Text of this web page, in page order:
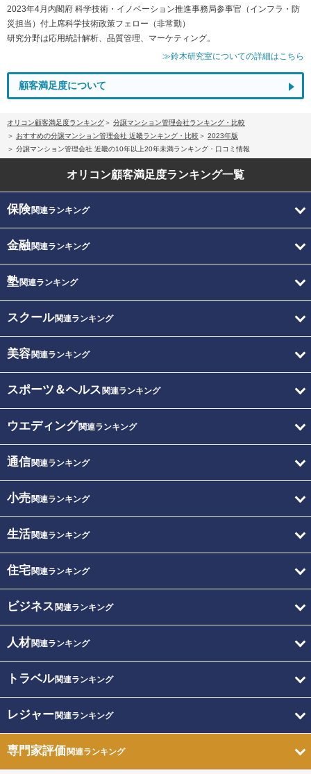
2023年4月内閣府 科学技術・イノベーション推進事務局参事官（インフラ・防
災担当）付上席科学技術政策フェロー（非常勤）
研究分野は応用統計解析、品質管理、マーケティング。
≫鈴木研究室についての詳細はこちら
顧客満足度について
オリコン顧客満足度ランキング
分譲マンション管理会社ランキング・比較
おすすめの分譲マンション管理会社 近畿ランキング・比較
2023年版
分譲マンション管理会社 近畿の10年以上20年未満ランキング・口コミ情報
オリコン顧客満足度ランキング一覧
保険関連ランキング
金融関連ランキング
塾関連ランキング
スクール関連ランキング
美容関連ランキング
スポーツ＆ヘルス 関連ランキング
ウエディング関連ランキング
通信関連ランキング
小売関連ランキング
生活関連ランキング
住宅関連ランキング
ビジネス 関連ランキング
人材関連ランキング
トラベル関連ランキング
レジャー関連ランキング
専門家評価関連ランキング